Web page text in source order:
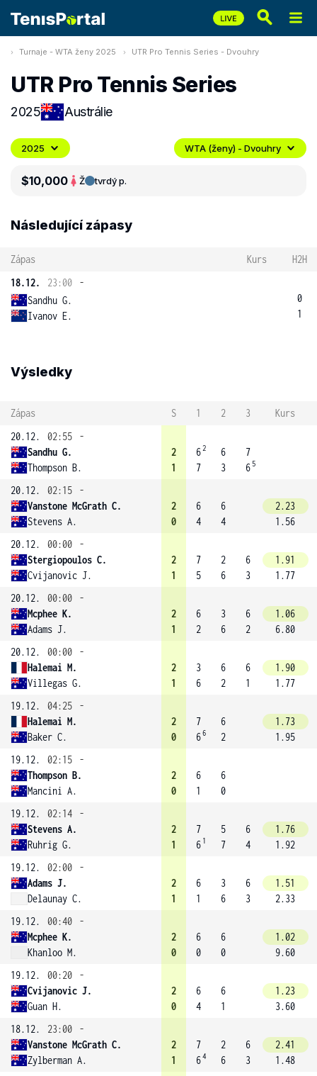
Turnaje - WTA ženy 2025 UTR Pro Tennis Series - Dvouhry
UTR Pro Tennis Series
2025 Austrálie
2025 WTA (ženy) - Dvouhry
$10,000 Ž tvrdý p.
Následující zápasy
Zápas Kurs
H2H
18.12.
23:00
-
Sandhu G.
Ivanov E.
0
1
Výsledky
Zápas S 1 2 3
Kurs
20.12.
02:55
-
Sandhu G.
Thompson B.
2
1
62
7
6
3
7
6 5
20.12. 02:15
-
Vanstone McGrath C.
Stevens A.
2
0
6
4
6
4
2.23
1.56
20.12.
00:00
-
Stergiopoulos C.
Cvijanovic J.
2
1
7
5
2
6
6
3
1.91
1.77
20.12.
00:00
-
Mcphee K.
Adams J.
2
1
6
2
3
6
6
2
1.06
6.80
20.12.
00:00
-
Halemai M.
Villegas G.
2
1
3
6
6
2
6
1
1.90
1.77
19.12.
04:25
-
Halemai M.
Baker C.
2
0
7
66
6
2
1.73
1.95
19.12.
02:15
-
Thompson B.
Mancini A.
2
0
6
1
6
0
19.12.
02:14
-
Stevens A.
Ruhrig G.
2
1
7
6 1
5
7
6
4
1.76
1.92
19.12.
02:00
-
Adams J.
Delaunay C.
2
1
6
1
3
6
6
3
1.51
2.33
19.12.
00:40
-
Mcphee K.
Khanloo M.
2
0
6
0
6
0
1.02
9.60
19.12.
00:20
-
Cvijanovic J.
Guan H.
2
0
6
4
6
1
1.23
3.60
18.12.
23:00
-
Vanstone McGrath C.
Zylberman A.
2
1
7
64
2
6
6
3
2.41
1.48